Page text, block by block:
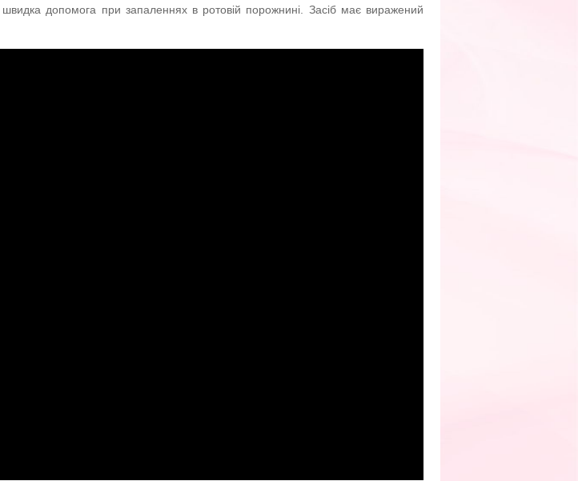
допомога при запаленнях в ротовій порожнині. Засіб має виражений